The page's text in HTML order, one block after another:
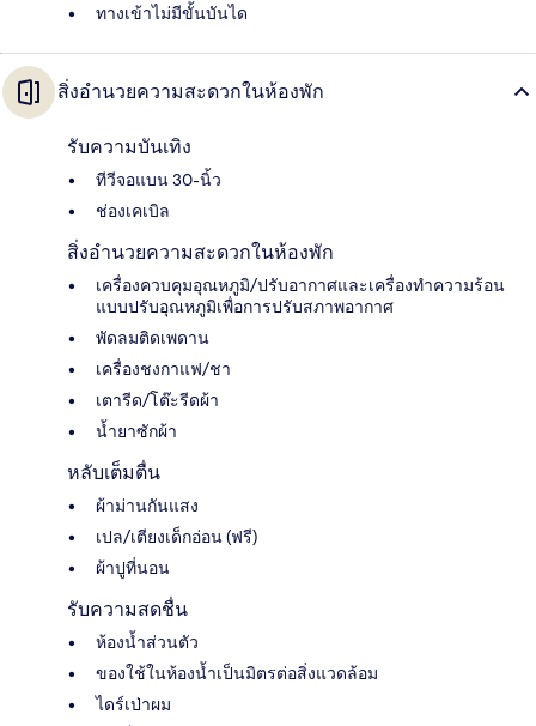
ทางเข้าไม่มีขั้นบันได
สิ่งอำนวยความสะดวกในห้องพัก
รับความบันเทิง
ทีวีจอแบน 30-นิ้ว
ช่องเคเบิล
สิ่งอำนวยความสะดวกในห้องพัก
เครื่องควบคุมอุณหภูมิ/ปรับอากาศและเครื่องทำความร้อน
แบบปรับอุณหภูมิเพื่อการปรับสภาพอากาศ
พัดลมติดเพดาน
เครื่องชงกาแฟ/ชา
เตารีด/โต๊ะรีดผ้า
น้ำยาซักผ้า
หลับเต็มตื่น
ผ้าม่านกันแสง
เปล/เตียงเด็กอ่อน (ฟรี)
ผ้าปูที่นอน
รับความสดชื่น
ห้องน้ำส่วนตัว
ของใช้ในห้องน้ำเป็นมิตรต่อสิ่งแวดล้อม
ไดร์เป่าผม